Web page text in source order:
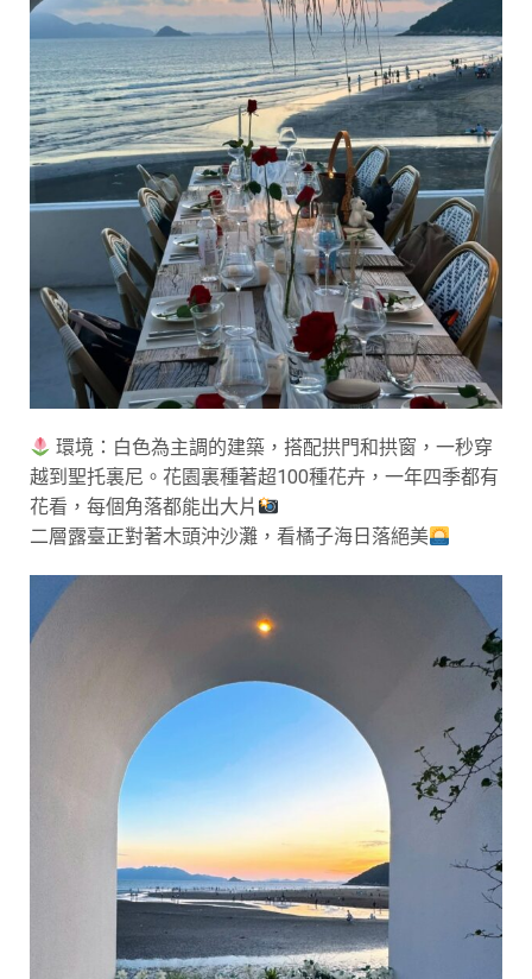
環境：白色為主調的建築，搭配拱門和拱窗，一秒穿
越到聖托裏尼。花園裏種著超100種花卉，一年四季都有
花看，每個角落都能出大片
二層露臺正對著木頭沖沙灘，看橘子海日落絕美